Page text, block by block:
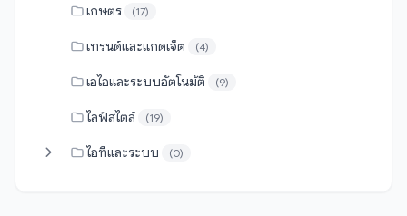
เกษตร (17)
เทรนด์และแกดเจ็ต (4)
เอไอและระบบอัตโนมัติ (9)
ไลฟ์สไตล์ (19)
ไอทีและระบบ (0)